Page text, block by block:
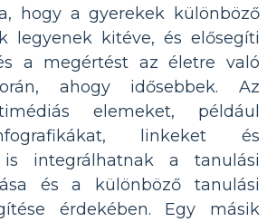
hogy a gyerekek különböző
legyenek kitéve, és elősegíti
a megértést az életre való
ahogy idősebbek. Az
elemeket, például
linkeket és
is integrálhatnak a tanulási
és a különböző tanulási
érdekében. Egy másik